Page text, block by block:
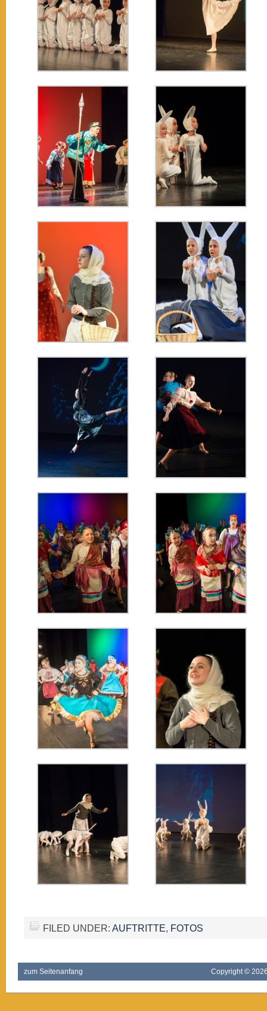
FILED UNDER: AUFTRITTE, FOTOS
Copyright ©
zum Seitenanfang